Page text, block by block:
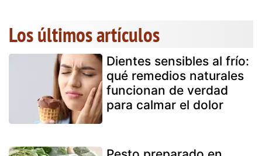
Los últimos artículos
Dientes sensibles al frío:
qué remedios naturales
funcionan de verdad
para calmar el dolor